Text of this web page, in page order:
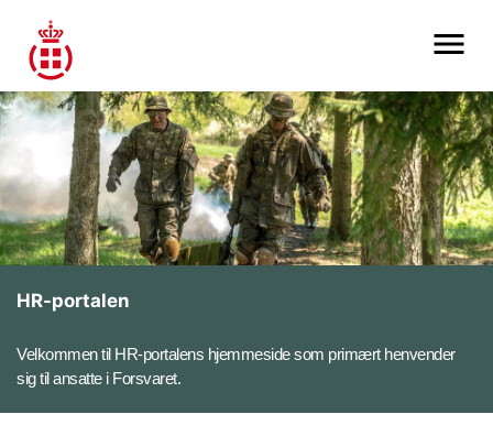
HR-portalen
Velkommen til HR-portalens hjemmeside som primært henvender
sig til ansatte i Forsvaret.